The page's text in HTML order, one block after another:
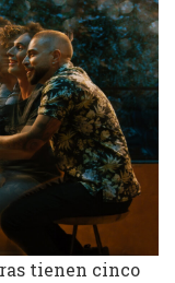
tienen cinco